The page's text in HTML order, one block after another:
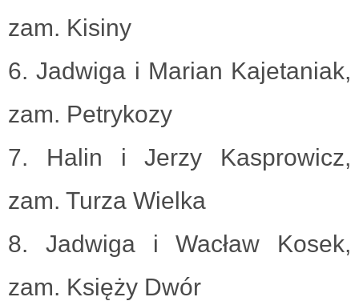
zam. Kisiny
6. Jadwiga i Marian Kajetaniak,
zam. Petrykozy
7. Halin i Jerzy Kasprowicz,
zam. Turza Wielka
8. Jadwiga i Wacław Kosek,
zam. Księży Dwór